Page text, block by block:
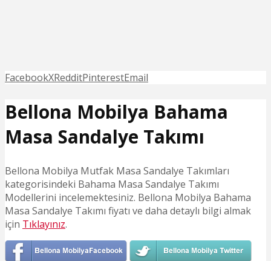
FacebookXRedditPinterestEmail
Bellona Mobilya Bahama
Masa Sandalye Takımı
Bellona Mobilya Mutfak Masa Sandalye Takımları
kategorisindeki Bahama Masa Sandalye Takımı
Modellerini incelemektesiniz. Bellona Mobilya Bahama
Masa Sandalye Takımı fiyatı ve daha detaylı bilgi almak
için Tıklayınız.